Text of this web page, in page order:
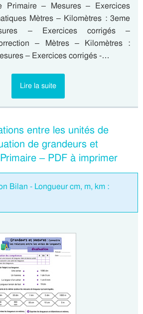
Primaire – Mesures – Exercices
Mètres – Kilomètres : 3eme
– Exercices corrigés –
– Mètres – Kilomètres :
– Exercices corrigés -…
Lire la suite
entre les unités de
de grandeurs et
– PDF à imprimer
Bilan - Longueur cm, m, km :